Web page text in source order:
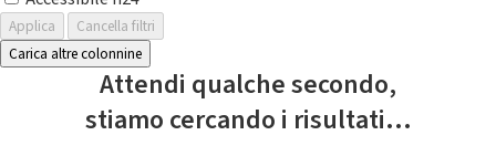
Applica
Cancella filtri
Carica altre colonnine
Attendi qualche secondo,
stiamo cercando i risultati...